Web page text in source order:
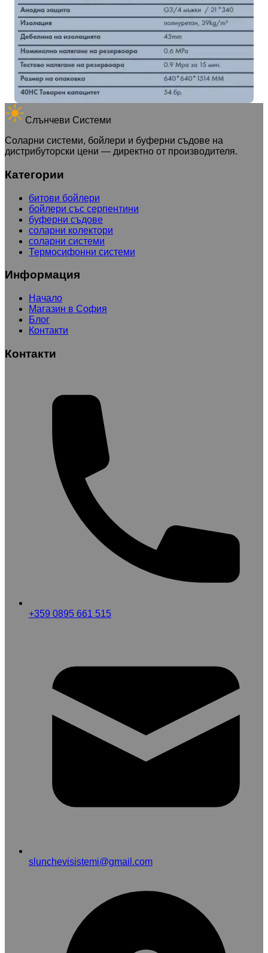
Слънчеви Системи
Соларни системи, бойлери и буферни съдове на
дистрибуторски цени — директно от производителя.
Категории
битови бойлери
бойлери със серпентини
буферни съдове
соларни колектори
соларни системи
Термосифонни системи
Информация
Начало
Магазин в София
Блог
Контакти
Контакти
+359 0895 661 515
slunchevisistemi@gmail.com